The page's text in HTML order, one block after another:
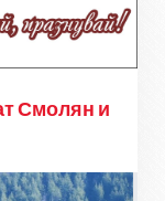
Смолян и